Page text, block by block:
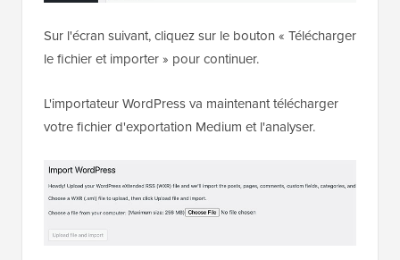
Sur l'écran suivant, cliquez sur le bouton « Télécharger
le fichier et importer » pour continuer.
L'importateur WordPress va maintenant télécharger
votre fichier d'exportation Medium et l'analyser.